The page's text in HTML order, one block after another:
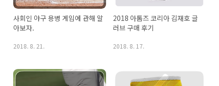
사회인 야구 용병 게임에 관해 알
아보자.
2018. 8. 21.
2018 아톰즈 코리아 김재호 글
러브 구매 후기
2018. 8. 17.